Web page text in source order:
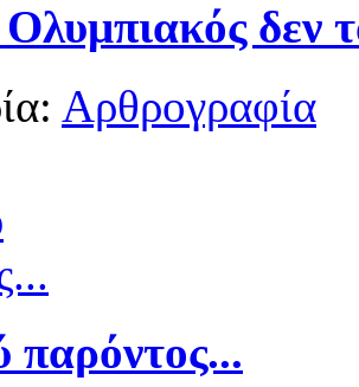
δεν
Αρθρογραφία
παρόντος...